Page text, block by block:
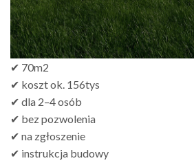
✔ 70m2
✔ koszt ok. 156tys
✔ dla 2–4 osób
✔ bez pozwolenia
✔ na zgłoszenie
✔ instrukcja budowy